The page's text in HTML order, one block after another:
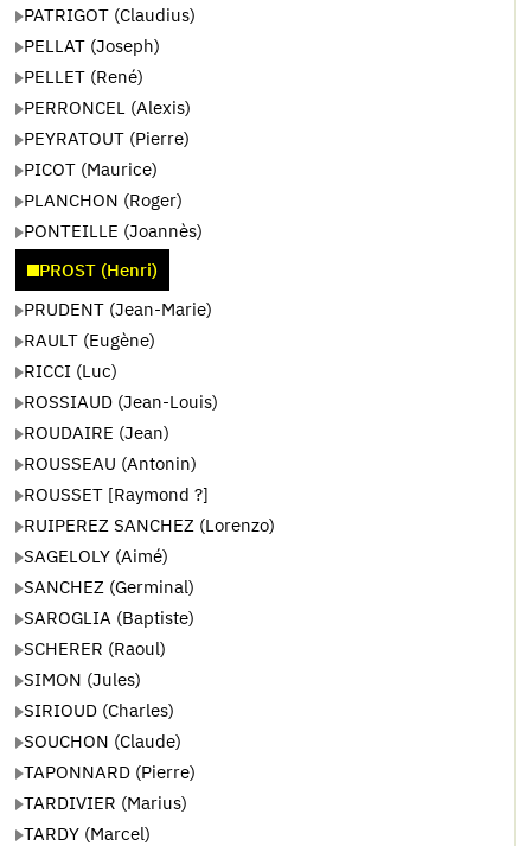
PATRIGOT (Claudius)
PELLAT (Joseph)
PELLET (René)
PERRONCEL (Alexis)
PEYRATOUT (Pierre)
PICOT (Maurice)
PLANCHON (Roger)
PONTEILLE (Joannès)
PROST (Henri)
PRUDENT (Jean-Marie)
RAULT (Eugène)
RICCI (Luc)
ROSSIAUD (Jean-Louis)
ROUDAIRE (Jean)
ROUSSEAU (Antonin)
ROUSSET [Raymond ?]
RUIPEREZ SANCHEZ (Lorenzo)
SAGELOLY (Aimé)
SANCHEZ (Germinal)
SAROGLIA (Baptiste)
SCHERER (Raoul)
SIMON (Jules)
SIRIOUD (Charles)
SOUCHON (Claude)
TAPONNARD (Pierre)
TARDIVIER (Marius)
TARDY (Marcel)